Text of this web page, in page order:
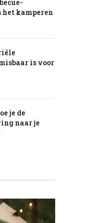
kamperen
is voor
je de
naar je